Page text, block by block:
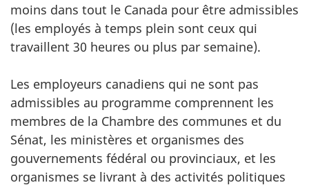
moins dans tout le Canada pour être admissibles
(les employés à temps plein sont ceux qui
travaillent 30 heures ou plus par semaine).
Les employeurs canadiens qui ne sont pas
admissibles au programme comprennent les
membres de la Chambre des communes et du
Sénat, les ministères et organismes des
gouvernements fédéral ou provinciaux, et les
organismes se livrant à des activités politiques